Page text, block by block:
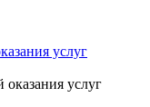
услуг